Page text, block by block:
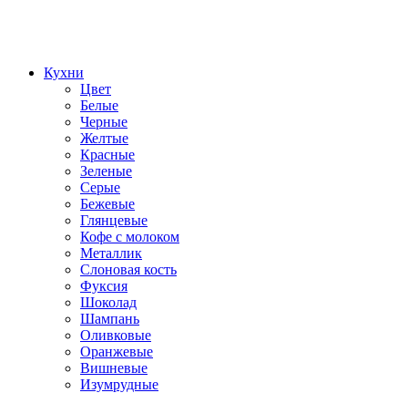
Кухни
Цвет
Белые
Черные
Желтые
Красные
Зеленые
Серые
Бежевые
Глянцевые
Кофе с молоком
Металлик
Слоновая кость
Фуксия
Шоколад
Шампань
Оливковые
Оранжевые
Вишневые
Изумрудные